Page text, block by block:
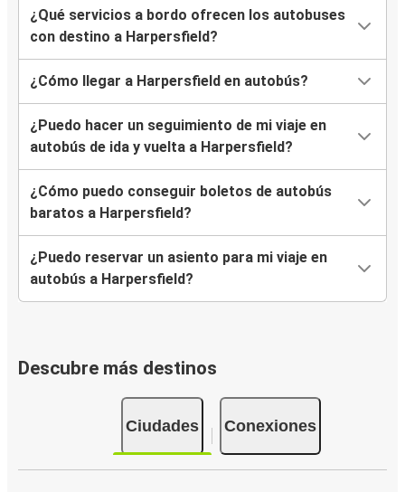
¿Qué servicios a bordo ofrecen los autobuses
con destino a Harpersfield?
¿Cómo llegar a Harpersfield en autobús?
¿Puedo hacer un seguimiento de mi viaje en
autobús de ida y vuelta a Harpersfield?
¿Cómo puedo conseguir boletos de autobús
baratos a Harpersfield?
¿Puedo reservar un asiento para mi viaje en
autobús a Harpersfield?
Descubre más destinos
Ciudades Conexiones